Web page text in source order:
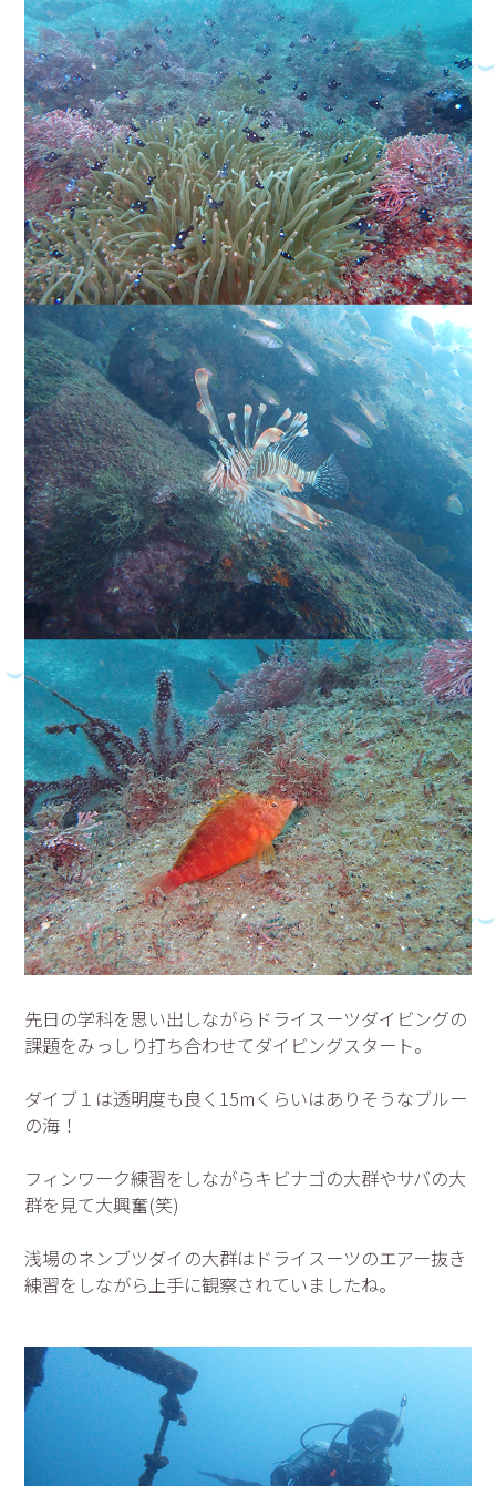
先日の学科を思い出しながらドライスーツダイビングの
課題をみっしり打ち合わせてダイビングスタート。
ダイブ１は透明度も良く15mくらいはありそうなブルー
の海！
フィンワーク練習をしながらキビナゴの大群やサバの大
群を見て大興奮(笑)
浅場のネンブツダイの大群はドライスーツのエアー抜き
練習をしながら上手に観察されていましたね。